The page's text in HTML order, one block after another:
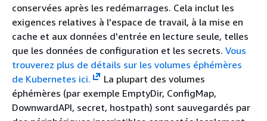
conservées après les redémarrages. Cela inclut les
exigences relatives à l'espace de travail, à la mise en
cache et aux données d'entrée en lecture seule, telles
que les données de configuration et les secrets. Vous
trouverez plus de détails sur les volumes éphémères
de Kubernetes ici.
La plupart des volumes
éphémères (par exemple EmptyDir, ConfigMap,
DownwardAPI, secret, hostpath) sont sauvegardés par